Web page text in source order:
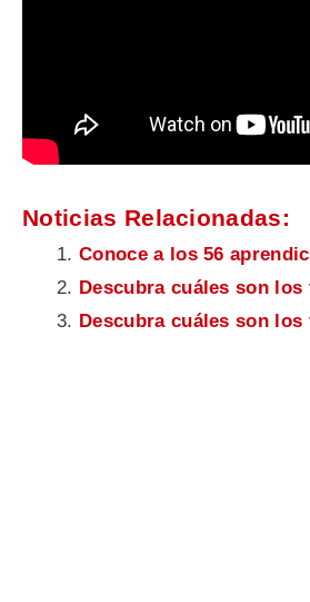
Noticias Relacionadas:
Conoce a los 56
Descubra cuáles son los
Descubra cuáles son